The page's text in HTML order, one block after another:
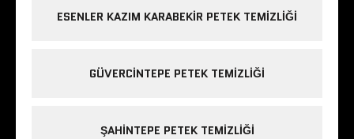
ESENLER KAZIM KARABEKIR PETEK TEMIZLIĞI
GÜVERCINTEPE PETEK TEMIZLIĞI
ŞAHINTEPE PETEK TEMIZLIĞI